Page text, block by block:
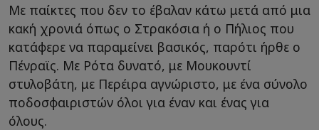
Με παίκτες που δεν το έβαλαν κάτω μετά από μια
κακή χρονιά όπως ο Στρακόσια ή ο Πήλιος που
κατάφερε να παραμείνει βασικός, παρότι ήρθε ο
Πένραϊς. Με Ρότα δυνατό, με Μουκουντί
στυλοβάτη, με Περέιρα αγνώριστο, με ένα σύνολο
ποδοσφαιριστών όλοι για έναν και ένας για
όλους.